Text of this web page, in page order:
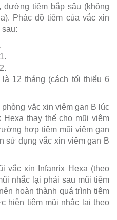
tiêm bắp sâu (không
Phác đồ tiêm của vắc xin
sau:
12 tháng (cách tối thiểu 6
vắc xin viêm gan B lúc
Hexa thay thế cho mũi viêm
hợp tiêm mũi viêm gan
sử dụng vắc xin viêm gan B
vắc xin Infanrix Hexa (theo
nhắc lại phải sau mũi tiêm
hoàn thành quá trình tiêm
hiện tiêm mũi nhắc lại theo